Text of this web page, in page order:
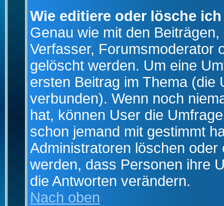
Wie editiere oder lösche
Genau wie mit den
Verfasser, Forumsmoderator
gelöscht werden. Um eine
ersten Beitrag im Thema (die
verbunden). Wenn noch
hat, können User die
schon jemand mit gestimmt
Administratoren löschen
werden, dass Personen ihre
die Antworten verändern.
Nach oben